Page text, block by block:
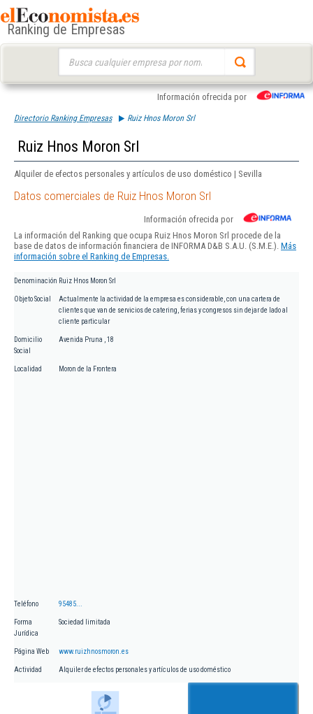
Ranking de Empresas
Información ofrecida por
Directorio Ranking Empresas Ruiz Hnos Moron Srl
Ruiz Hnos Moron Srl
Alquiler de efectos personales y artículos de uso doméstico | Sevilla
Datos comerciales de Ruiz Hnos Moron Srl
Información ofrecida por
La información del Ranking que ocupa Ruiz Hnos Moron Srl procede de la
base de datos de información financiera de INFORMA D&B S.A.U. (S.M.E.). Más
información sobre el Ranking de Empresas.
Denominación Ruiz Hnos Moron Srl
Objeto Social
Actualmente la actividad de la empresa es considerable, con una cartera de
clientes que van de servicios de catering, ferias y congresos sin dejar de lado al
cliente particular
Domicilio
Social
Avenida Pruna , 18
Localidad Moron de la Frontera
Teléfono 95485...
Forma
Jurídica
Sociedad limitada
Página Web www.ruizhnosmoron.es
Actividad Alquiler de efectos personales y artículos de uso doméstico